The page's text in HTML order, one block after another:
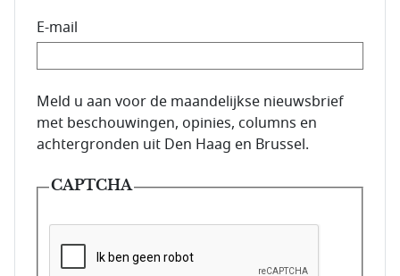
E-mail
E-mailadres van de abonnee.
Meld u aan voor de maandelijkse nieuwsbrief
met beschouwingen, opinies, columns en
achtergronden uit Den Haag en Brussel.
CAPTCHA